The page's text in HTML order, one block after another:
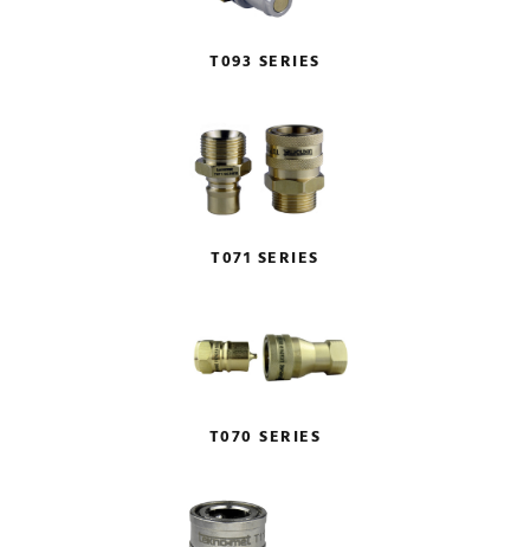
T093 SERIES
T071 SERIES
T070 SERIES